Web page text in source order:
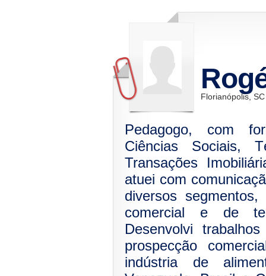
Florianópolis, SC
Pedagogo, com
Ciências Sociais,
Transações
atuei com
diversos
comercial e de
Desenvolvi
prospecção
indústria de